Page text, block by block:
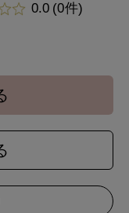
0.0 (0件)